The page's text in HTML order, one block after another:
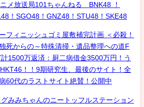
メ放送局101ちゃんねる BNK48 ！
！SGO48！GNZ48！STU48！SKE48
フィニッシュゴミ屋敷補完計画 ＜必殺！
死からの～特殊清掃・遺品整理への道F
1500万返済：厨二病借金3500万円！う
！！9期研究生、最後のサイト！全
60代のラストサイト絶賛！公開中
みみちゃんのニートッフルステーション